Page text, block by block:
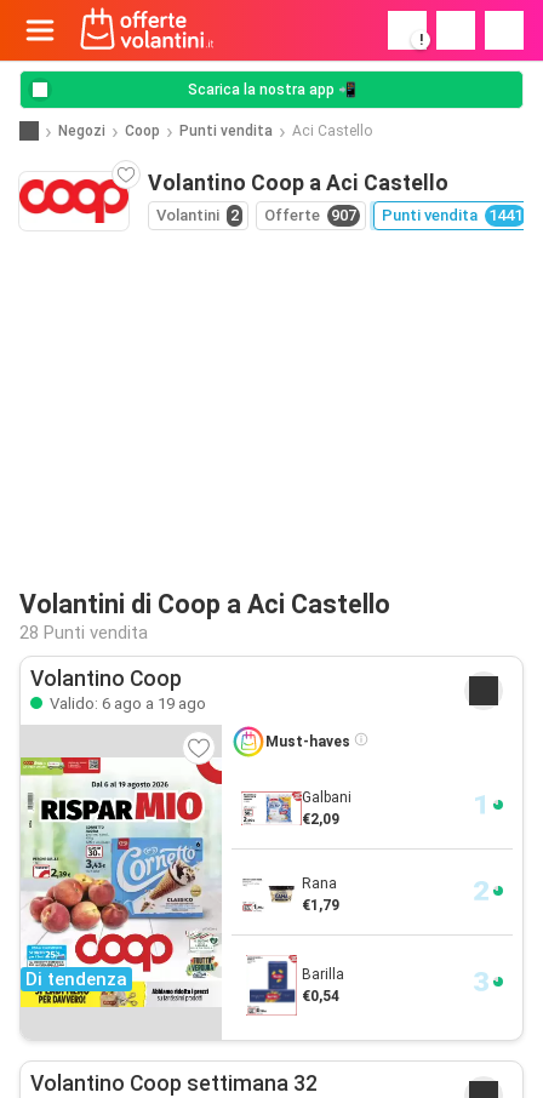
!
Scarica la nostra app 📲
Negozi Coop Punti vendita Aci Castello
Volantino Coop a Aci Castello
Volantini 2 Offerte 907 Punti vendita 1441
Volantini di Coop a Aci Castello
28 Punti vendita
Volantino Coop
Valido: 6 ago a 19 ago
Di tendenza
Must-haves
Galbani
€2,09
Rana
€1,79
Barilla
€0,54
Volantino Coop settimana 32